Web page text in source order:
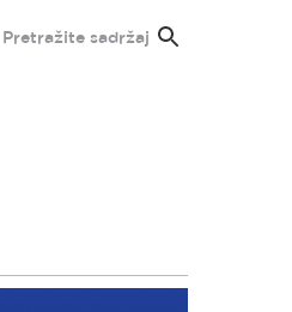
Pretražite sadržaj